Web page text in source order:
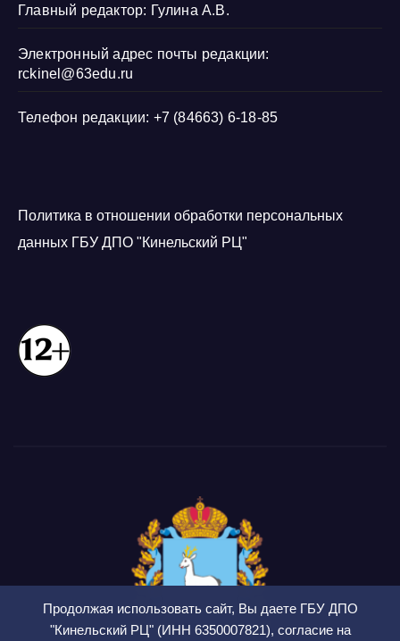
Продолжая использовать сайт, Вы даете ГБУ ДПО
"Кинельский РЦ" (ИНН 6350007821), согласие на
Главный редактор: Гулина А.В.
Электронный адрес почты редакции:
rckinel@63edu.ru
Телефон редакции: +7 (84663) 6-18-85
Политика в отношении обработки персональных
данных ГБУ ДПО "Кинельский РЦ"